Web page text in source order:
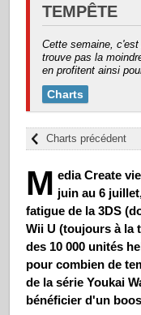
TEMPÊTE
Cette semaine,
trouve pas la
en profitent ainsi
Charts
Charts précédent
M edia Create
juin au 6
fatigue de la 3DS
Wii U (toujours à la
des 10 000 unités
pour combien de
de la série Youkai
bénéficier d'un